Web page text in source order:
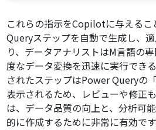
これらの指示をCopilotに与える
Queryステップを自動で生成し、
り、データアナリストはM言語の
度なデータ変換を迅速に実行でき
されたステップはPower Queryの
表示されるため、レビューや修正
は、データ品質の向上と、分析可
的に作成するために非常に有効です